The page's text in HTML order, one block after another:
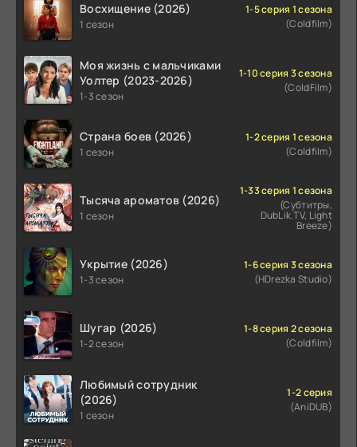
Восхищение (2026)
1 сезон
1-5 серия 1 сезона
(Coldfilm)
Моя жизнь с мальчиками
Уолтер (2023-2026)
1-3 сезон
1-10 серия 3 сезона
(ColdFilm)
Страна боев (2026)
1 сезон
1-2 серия 1 сезона
(Coldfilm)
Тысяча ароматов (2026)
1 сезон
1-33 серия 1 сезона
(Субтитры,
DubLik.TV, Light
Breeze)
Укрытие (2026)
1-3 сезон
1-6 серия 3 сезона
(HDrezka Studio)
Шугар (2026)
1-2 сезон
1-8 серия 2 сезона
(Coldfilm)
Любимый сотрудник
(2026)
1 сезон
1-2 серия
(AniDUB)